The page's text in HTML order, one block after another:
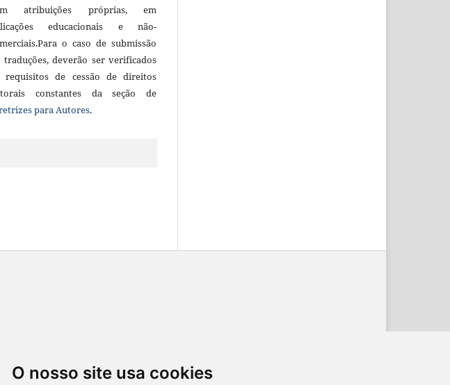
O nosso site usa cookies
atribuições próprias, em
educacionais e não-
o caso de submissão
traduções, deverão ser verificados
requisitos de cessão de direitos
constantes da seção de
para Autores.
SemDerivações 4.0 Internacional